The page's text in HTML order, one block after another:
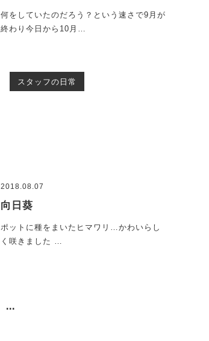
何をしていたのだろう？という速さで9月が
終わり今日から10月…
スタッフの日常
2018.08.07
向日葵
ポットに種をまいたヒマワリ…かわいらし
く咲きました …
...